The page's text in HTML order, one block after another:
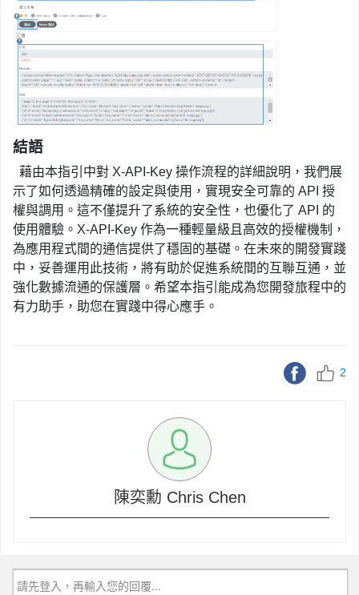
結語
藉由本指引中對 X-API-Key 操作流程的詳細說明，我們展
示了如何透過精確的設定與使用，實現安全可靠的 API 授
權與調用。這不僅提升了系統的安全性，也優化了 API 的
使用體驗。X-API-Key 作為一種輕量級且高效的授權機制，
為應用程式間的通信提供了穩固的基礎。在未來的開發實踐
中，妥善運用此技術，將有助於促進系統間的互聯互通，並
強化數據流通的保護層。希望本指引能成為您開發旅程中的
有力助手，助您在實踐中得心應手。
2
陳奕勳 Chris Chen
請先登入，再輸入您的回覆...